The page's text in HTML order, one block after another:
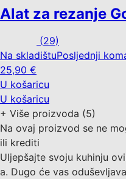
Alat za rezanje
(29)
Na skladištuPosljednji
25,90 €
U košaricu
U košaricu
+ Više proizvoda (5)
Na ovaj proizvod se ne
ili krediti
Uljepšajte svoju kuhinju
a. Dugo će vas